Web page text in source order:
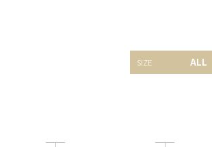
ALL
BE@RBRICK Vecna